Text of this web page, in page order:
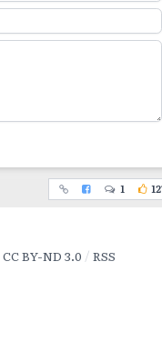
1
CC BY-ND 3.0 RSS